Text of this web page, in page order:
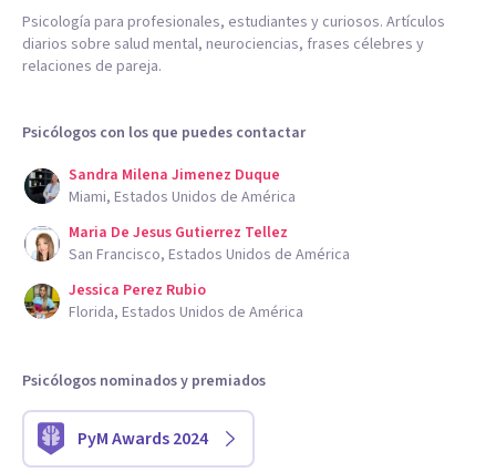
Psicología para profesionales, estudiantes y curiosos. Artículos
diarios sobre salud mental, neurociencias, frases célebres y
relaciones de pareja.
Psicólogos con los que puedes contactar
Sandra Milena Jimenez Duque
Miami, Estados Unidos de América
Maria De Jesus Gutierrez Tellez
San Francisco, Estados Unidos de América
Jessica Perez Rubio
Florida, Estados Unidos de América
Psicólogos nominados y premiados
PyM Awards 2024